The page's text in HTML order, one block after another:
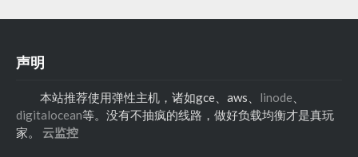
声明
本站推荐使用弹性主机，诸如gce、aws、 linode
digitalocean等。没有不抽疯的线路，做好负载均衡才是真玩
家。 云监控